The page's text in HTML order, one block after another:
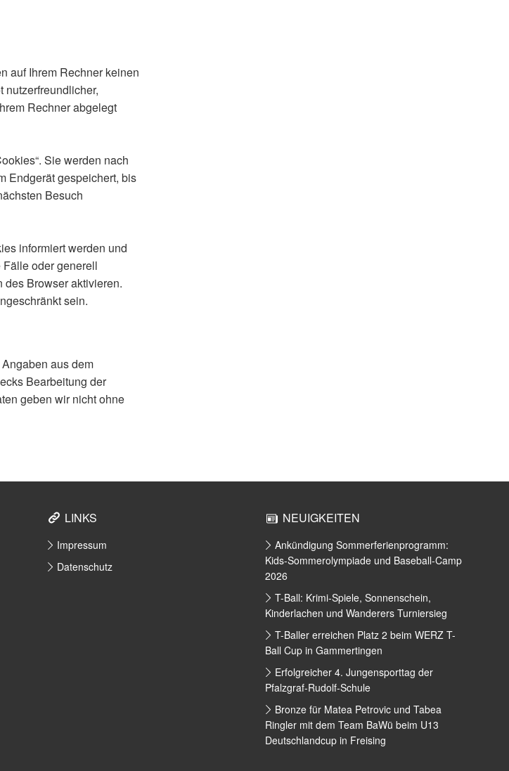
auf Ihrem Rechner keinen
nutzerfreundlicher,
Rechner abgelegt
Sie werden nach
Endgerät gespeichert, bis
Besuch
informiert werden und
oder generell
Browser aktivieren.
sein.
aus dem
Bearbeitung der
geben wir nicht ohne
LINKS
Impressum
Datenschutz
NEUIGKEITEN
Ankündigung Sommerferienprogramm:
Kids-Sommerolympiade und Baseball-Camp
2026
T-Ball: Krimi-Spiele, Sonnenschein,
Kinderlachen und Wanderers Turniersieg
T-Baller erreichen Platz 2 beim WERZ T-
Ball Cup in Gammertingen
Erfolgreicher 4. Jungensporttag der
Pfalzgraf-Rudolf-Schule
Bronze für Matea Petrovic und Tabea
Ringler mit dem Team BaWü beim U13
Deutschlandcup in Freising